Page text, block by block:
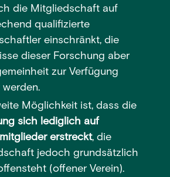
die Mitgliedschaft auf
qualifizierte
einschränkt, die
dieser Forschung aber
zur Verfügung
Möglichkeit ist, dass die
sich lediglich auf
erstreckt, die
jedoch grundsätzlich
(offener Verein).